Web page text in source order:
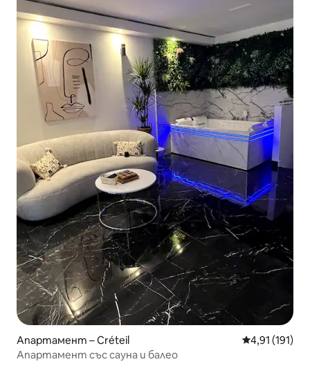
Апартамент – Créteil Средна
4,91 (191)
Апартамент със сауна и балео